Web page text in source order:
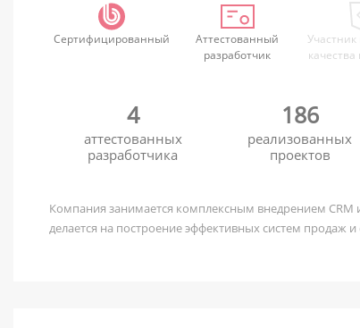
Сертифицированный
Аттестованный
разработчик
4
аттестованных
разработчика
186
реализованных
проектов
Компания занимается комплексным внедрением CRM
делается на построение эффективных систем продаж и